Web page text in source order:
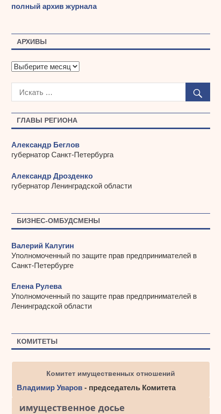
ГЛАВЫ РЕГИОНА
Александр Беглов
губернатор Санкт-Петербурга
Александр Дрозденко
губернатор Ленинградской области
БИЗНЕС-ОМБУДСМЕНЫ
Валерий Калугин
Уполномоченный по защите прав предпринимателей в
Санкт-Петербурге
Елена Рулева
Уполномоченный по защите прав предпринимателей в
Ленинградской области
КОМИТЕТЫ
Комитет имущественных отношений
Владимир Уваров- председатель Комитета
имущественное досье
полный архив журнала
АРХИВЫ
А
х
ы